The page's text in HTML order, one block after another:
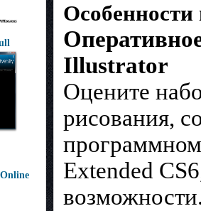
Illustrator
Оцените
рисования,
Extended